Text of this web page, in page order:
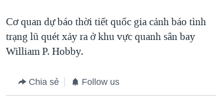
Cơ quan dự báo thời tiết quốc gia cảnh báo tình
trạng lũ quét xảy ra ở khu vực quanh sân bay
William P. Hobby.
Chia sẻ Follow us